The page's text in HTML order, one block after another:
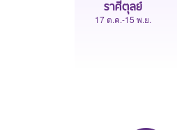
ราศีตุลย์
17 ต.ค.-15 พ.ย.